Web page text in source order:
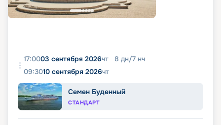
17:0003 сентября 2026чт 8 дн/7 нч
09:3010 сентября 2026чт
Семен Буденный
СТАНДАРТ